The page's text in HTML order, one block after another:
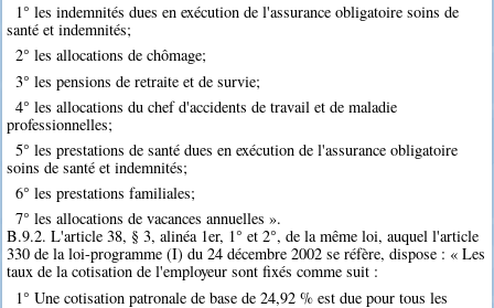
1° les indemnités dues en exécution de l'assurance obligatoire soins de
santé et indemnités;
2° les allocations de chômage;
3° les pensions de retraite et de survie;
4° les allocations du chef d'accidents de travail et de maladie
professionnelles;
5° les prestations de santé dues en exécution de l'assurance obligatoire
soins de santé et indemnités;
6° les prestations familiales;
7° les allocations de vacances annuelles ».
B.9.2. L'article 38, § 3, alinéa 1er, 1° et 2°, de la même loi, auquel l'article
330 de la loi-programme (I) du 24 décembre 2002 se réfère, dispose : « Les
taux de la cotisation de l'employeur sont fixés comme suit :
1° Une cotisation patronale de base de 24,92 % est due pour tous les